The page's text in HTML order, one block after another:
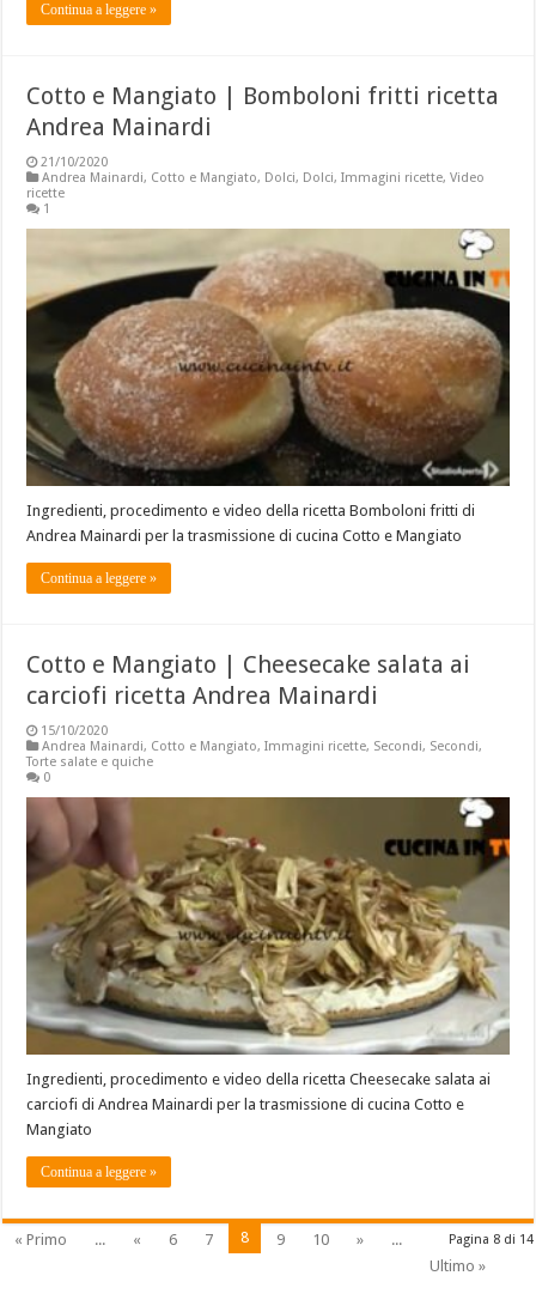
Continua a leggere »
Cotto e Mangiato | Bomboloni fritti ricetta
Andrea Mainardi
21/10/2020
Andrea Mainardi, Cotto e Mangiato, Dolci, Dolci,Immagini ricette,Video
ricette
1
Ingredienti, procedimento e video della ricetta Bomboloni fritti di
Andrea Mainardi per la trasmissione di cucina Cotto e Mangiato
Continua a leggere »
Cotto e Mangiato | Cheesecake salata ai
carciofi ricetta Andrea Mainardi
15/10/2020
Andrea Mainardi, Cotto e Mangiato,Immagini ricette, Secondi, Secondi,
Torte salate e quiche
0
Ingredienti, procedimento e video della ricetta Cheesecake salata ai
carciofi di Andrea Mainardi per la trasmissione di cucina Cotto e
Mangiato
Continua a leggere »
Pagina 8 di 14
« Primo ... « 6 7 8 9 10 »
...
Ultimo »